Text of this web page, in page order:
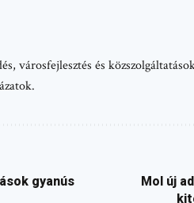
városfejlesztés és
gyanús
Mol új